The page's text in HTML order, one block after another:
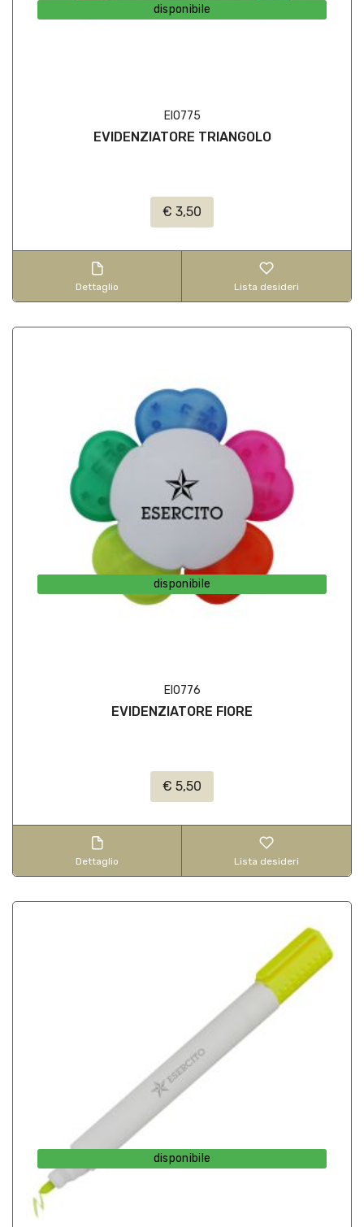
disponibile
EI0775
EVIDENZIATORE TRIANGOLO
€ 3,50
Dettaglio Lista desideri
disponibile
EI0776
EVIDENZIATORE FIORE
€ 5,50
Dettaglio Lista desideri
disponibile